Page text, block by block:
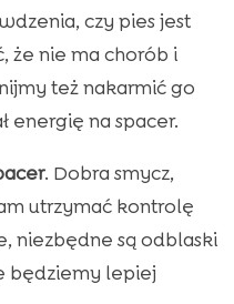
czy pies jest
że nie ma chorób i
też nakarmić go
energię na spacer.
. Dobra smycz,
utrzymać kontrolę
niezbędne są odblaski
będziemy lepiej